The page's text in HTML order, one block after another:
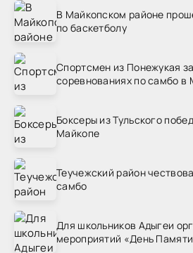
В Майкопском районе
по баскетболу
Спортсмен из Понежукая
соревнованиях по самбо в
Боксеры из Тульского
Майкопе
Теучежский район
самбо
Для школьников Адыгеи
мероприятий «День